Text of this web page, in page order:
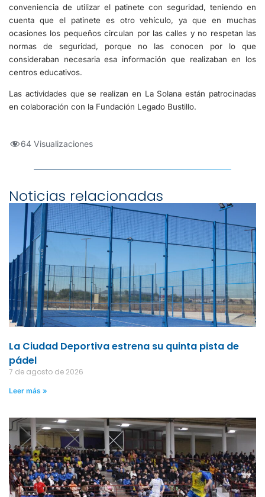
conveniencia de utilizar el patinete con seguridad, teniendo en
cuenta que el patinete es otro vehículo, ya que en muchas
ocasiones los pequeños circulan por las calles y no respetan las
normas de seguridad, porque no las conocen por lo que
consideraban necesaria esa información que realizaban en los
centros educativos.
Las actividades que se realizan en La Solana están patrocinadas
en colaboración con la Fundación Legado Bustillo.
64 Visualizaciones
Noticias relacionadas
La Ciudad Deportiva estrena su quinta pista de
pádel
7 de agosto de 2026
Leer más »